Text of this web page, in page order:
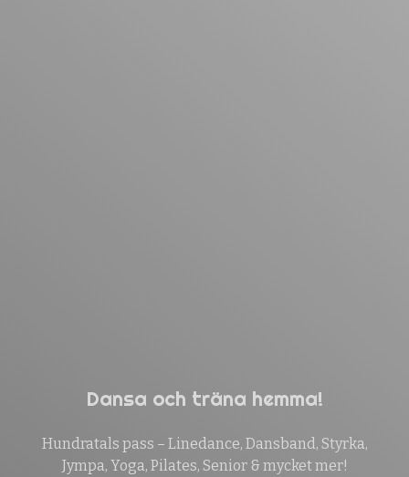
Dansa och träna hemma!
Hundratals pass – Linedance, Dansband, Styrka,
Jympa, Yoga, Pilates, Senior & mycket mer!